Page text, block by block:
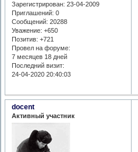
Зарегистрирован: 23-04-2009
Приглашений: 0
Сообщений: 20288
Уважение: +650
Позитив: +721
Провел на форуме:
7 месяцев 18 дней
Последний визит:
24-04-2020 20:40:03
docent
Активный участник